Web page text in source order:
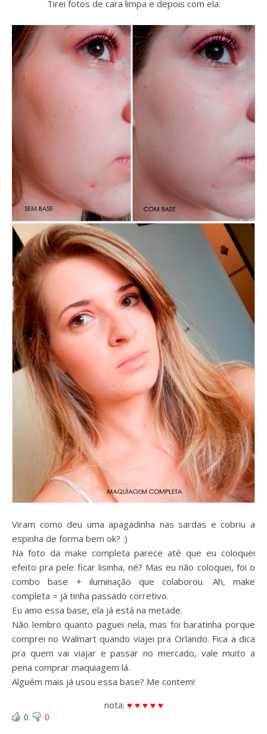
Tirei fotos de cara limpa e depois com ela:
Viram como deu uma apagadinha nas sardas e cobriu a
espinha de forma bem ok? :)
Na foto da make completa parece até que eu coloquei
efeito pra pele ficar lisinha, né? Mas eu não coloquei, foi o
combo base + iluminação que colaborou. Ah, make
completa = já tinha passado corretivo.
Eu amo essa base, ela já está na metade.
Não lembro quanto paguei nela, mas foi baratinha porque
comprei no Walmart quando viajei pra Orlando. Fica a dica
pra quem vai viajar e passar no mercado, vale muito a
pena comprar maquiagem lá.
Alguém mais já usou essa base? Me contem!
nota: ♥ ♥ ♥ ♥ ♥
0 0